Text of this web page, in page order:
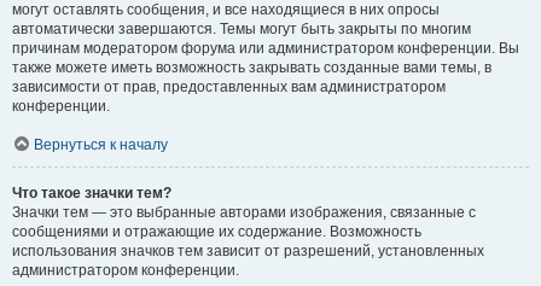
могут оставлять сообщения, и все находящиеся в них опросы
автоматически завершаются. Темы могут быть закрыты по многим
причинам модератором форума или администратором конференции. Вы
также можете иметь возможность закрывать созданные вами темы, в
зависимости от прав, предоставленных вам администратором
конференции.
Вернуться к началу
Что такое значки тем?
Значки тем — это выбранные авторами изображения, связанные с
сообщениями и отражающие их содержание. Возможность
использования значков тем зависит от разрешений, установленных
администратором конференции.